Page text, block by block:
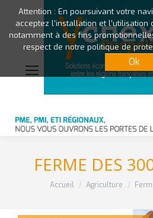
FERME DES
Vous êtes ici :
Accueil Agriculture
Attention : En poursuivant votre
acceptez l’installation et
notamment à des fins
respect de notre politique de
Ok